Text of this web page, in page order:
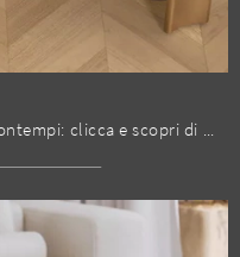
Tavolino in SuperMarmo Core di Bontempi: clicca e scopri di più sui Complementi e tavolini design in gres del rinomato marchio!